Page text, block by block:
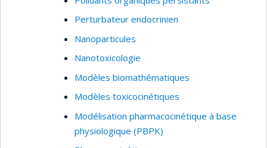
Perturbateur endocrinien
Nanoparticules
Nanotoxicologie
Modèles biomathématiques
Modèles toxicocinétiques
Modélisation pharmacocinétique à base
physiologique (PBPK)